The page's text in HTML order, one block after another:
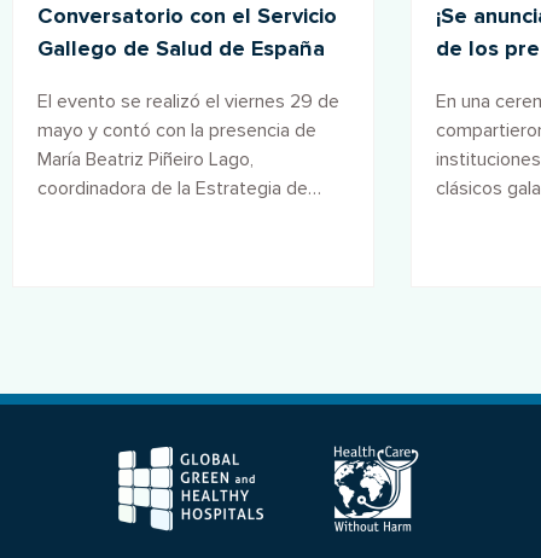
Conversatorio con el Servicio
Gallego de Salud de España
El evento se realizó el viernes 29 de
mayo y contó con la presencia de
María Beatriz Piñeiro Lago,
coordinadora de la Estrategia de
¡Se
de los
En una
clásicos